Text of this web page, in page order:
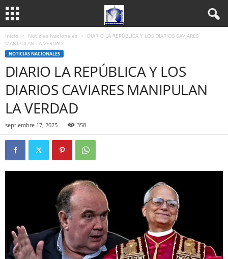
Inicio Noticias Nacionales
DIARIO LA REPÚBLICA Y LOS DIARIOS CAVIARES
MANIPULAN LA VERDAD
NOTICIAS NACIONALES
DIARIO LA REPÚBLICA Y LOS
DIARIOS CAVIARES MANIPULAN
LA VERDAD
septiembre 17, 2025 358